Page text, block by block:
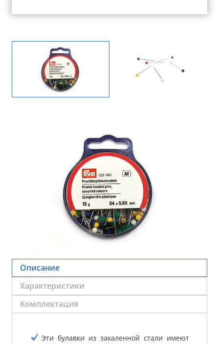
Описание
Характеристики
Комплектация
Эти булавки из закаленной стали имеют